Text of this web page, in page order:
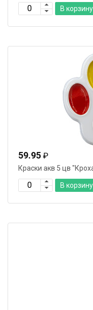
В корзину
59.95 ₽
Краски акв 5 цв
В корзину